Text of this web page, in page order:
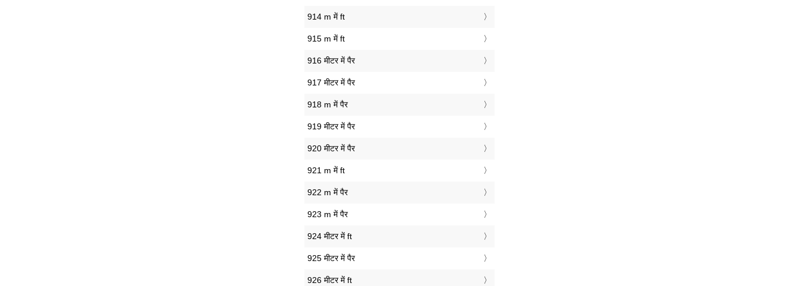
914 m में ft
915 m में ft
916 मीटर में पैर
917 मीटर में पैर
918 m में पैर
919 मीटर में पैर
920 मीटर में पैर
921 m में ft
922 m में पैर
923 m में पैर
924 मीटर में ft
925 मीटर में पैर
926 मीटर में ft